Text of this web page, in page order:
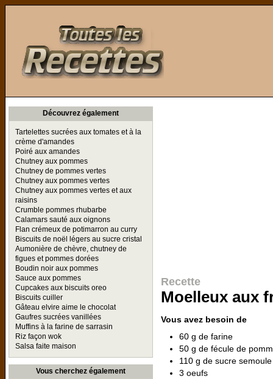
Découvrez également
Tartelettes sucrées aux tomates et à la
crème d'amandes
Poiré aux amandes
Chutney aux pommes
Chutney de pommes vertes
Chutney aux pommes vertes
Chutney aux pommes vertes et aux
raisins
Crumble pommes rhubarbe
Calamars sauté aux oignons
Flan crémeux de potimarron au curry
Biscuits de noël légers au sucre cristal
Aumonière de chèvre, chutney de
figues et pommes dorées
Boudin noir aux pommes
Sauce aux pommes
Cupcakes aux biscuits oreo
Biscuits cuiller
Gâteau elvire aime le chocolat
Gaufres sucrées vanillées
Muffins à la farine de sarrasin
Riz façon wok
Salsa faite maison
Vous cherchez également
Recette
Moelleux aux
Vous avez besoin de
60 g de farine
50 g de fécule de
110 g de sucre semoule
3 oeufs